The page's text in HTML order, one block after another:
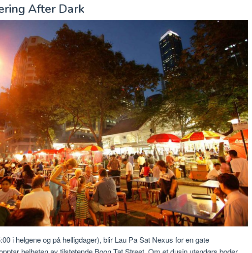
After Dark
i helgene og på helligdager), blir Lau Pa Sat Nexus for en gate